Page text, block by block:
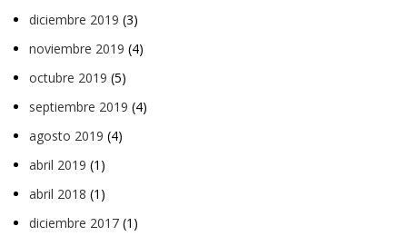
diciembre 2019 (3)
noviembre 2019 (4)
octubre 2019 (5)
septiembre 2019 (4)
agosto 2019 (4)
abril 2019 (1)
abril 2018 (1)
diciembre 2017 (1)